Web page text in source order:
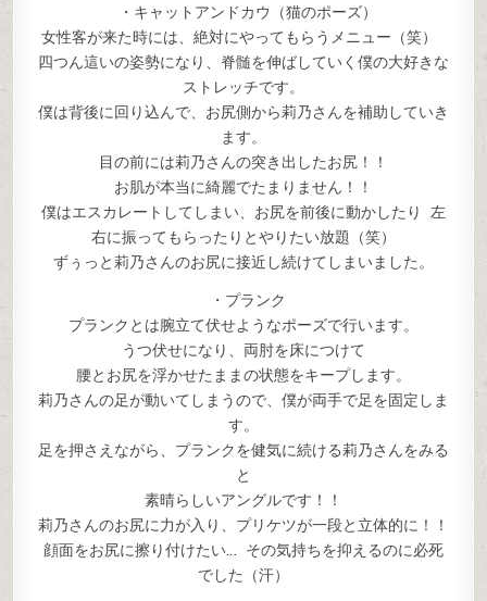
・キャットアンドカウ（猫のポーズ）
女性客が来た時には、絶対にやってもらうメニュー（笑）
四つん這いの姿勢になり、脊髄を伸ばしていく僕の大好きな
ストレッチです。
僕は背後に回り込んで、お尻側から莉乃さんを補助していき
ます。
目の前には莉乃さんの突き出したお尻！！
お肌が本当に綺麗でたまりません！！
僕はエスカレートしてしまい、お尻を前後に動かしたり 左
右に振ってもらったりとやりたい放題（笑）
ずぅっと莉乃さんのお尻に接近し続けてしまいました。
・プランク
プランクとは腕立て伏せようなポーズで行います。
うつ伏せになり、両肘を床につけて
腰とお尻を浮かせたままの状態をキープします。
莉乃さんの足が動いてしまうので、僕が両手で足を固定しま
す。
足を押さえながら、プランクを健気に続ける莉乃さんをみる
と
素晴らしいアングルです！！
莉乃さんのお尻に力が入り、プリケツが一段と立体的に！！
顔面をお尻に擦り付けたい… その気持ちを抑えるのに必死
でした（汗）